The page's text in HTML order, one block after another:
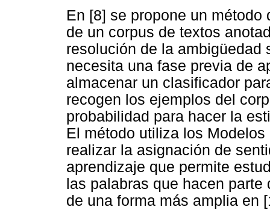
En [8] se propone un
de un corpus de textos
resolución de la ambigüedad
necesita una fase previa de
almacenar un clasificador
recogen los ejemplos del
probabilidad para hacer la
El método utiliza los
realizar la asignación de
aprendizaje que permite
las palabras que hacen
de una forma más amplia en